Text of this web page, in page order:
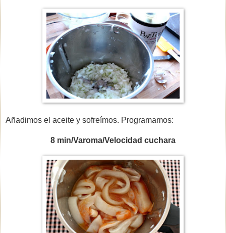
Añadimos el aceite y sofreímos. Programamos:
8 min/Varoma/Velocidad cuchara